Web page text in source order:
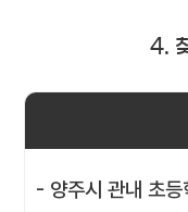
4.
- 양주시 관내 초등